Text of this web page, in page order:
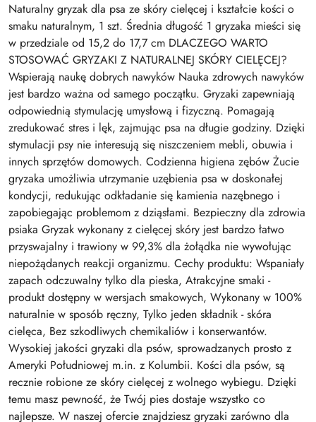
Naturalny gryzak dla psa ze skóry cielęcej i kształcie kości o
smaku naturalnym, 1 szt. Średnia długość 1 gryzaka mieści się
w przedziale od 15,2 do 17,7 cm DLACZEGO WARTO
STOSOWAĆ GRYZAKI Z NATURALNEJ SKÓRY CIELĘCEJ?
Wspierają naukę dobrych nawyków Nauka zdrowych nawyków
jest bardzo ważna od samego początku. Gryzaki zapewniają
odpowiednią stymulację umysłową i fizyczną. Pomagają
zredukować stres i lęk, zajmując psa na długie godziny. Dzięki
stymulacji psy nie interesują się niszczeniem mebli, obuwia i
innych sprzętów domowych. Codzienna higiena zębów Żucie
gryzaka umożliwia utrzymanie uzębienia psa w doskonałej
kondycji, redukując odkładanie się kamienia nazębnego i
zapobiegając problemom z dziąsłami. Bezpieczny dla zdrowia
psiaka Gryzak wykonany z cielęcej skóry jest bardzo łatwo
przyswajalny i trawiony w 99,3% dla żołądka nie wywołując
niepożądanych reakcji organizmu. Cechy produktu: Wspaniały
zapach odczuwalny tylko dla pieska, Atrakcyjne smaki -
produkt dostępny w wersjach smakowych, Wykonany w 100%
naturalnie w sposób ręczny, Tylko jeden składnik - skóra
cielęca, Bez szkodliwych chemikaliów i konserwantów.
Wysokiej jakości gryzaki dla psów, sprowadzanych prosto z
Ameryki Południowej m.in. z Kolumbii. Kości dla psów, są
recznie robione ze skóry cielęcej z wolnego wybiegu. Dzięki
temu masz pewność, że Twój pies dostaje wszystko co
najlepsze. W naszej ofercie znajdziesz gryzaki zarówno dla